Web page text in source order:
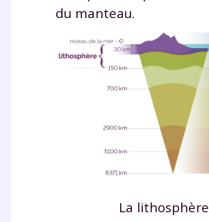
du manteau.
La lithosphère